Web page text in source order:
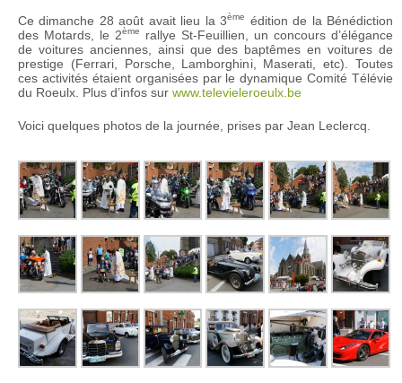
Ce dimanche 28 août avait lieu la 3ème
édition de la Bénédiction
des Motards, le 2ème
rallye St-Feuillien, un concours d’élégance
de voitures anciennes, ainsi que des baptêmes en voitures de
prestige (Ferrari, Porsche, Lamborghini, Maserati, etc). Toutes
ces activités étaient organisées par le dynamique Comité Télévie
du Roeulx. Plus d’infos sur www.televieleroeulx.be
Voici quelques photos de la journée, prises par Jean Leclercq.